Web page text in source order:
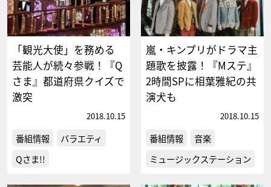
「観光大使」を務める
芸能人が続々参戦！『Q
さま』都道府県クイズで
激突
2018.10.15
番組情報
バラエティ
Qさま!!
嵐・キンプリがドラマ主
題歌を披露！『Mステ』
2時間SPに相葉雅紀の共
演犬も
2018.10.15
番組情報
音楽
ミュージックステーション